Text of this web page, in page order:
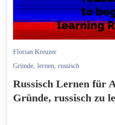
Florian Kreuzer
Gründe, lernen, russisch
Russisch Lernen für
Gründe, russisch zu